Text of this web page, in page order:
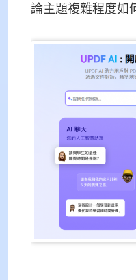
論主題複雜程度如